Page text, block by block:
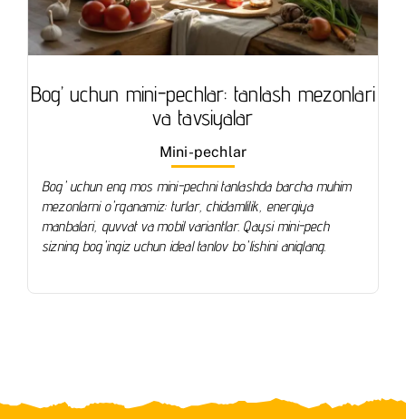
Bog’ uchun mini-pechlar: tanlash mezonlari
va tavsiyalar
Mini-pechlar
Bog' uchun eng mos mini-pechni tanlashda barcha muhim
mezonlarni o'rganamiz: turlar, chidamlilik, energiya
manbalari, quvvat va mobil variantlar. Qaysi mini-pech
sizning bog'ingiz uchun ideal tanlov bo'lishini aniqlang.